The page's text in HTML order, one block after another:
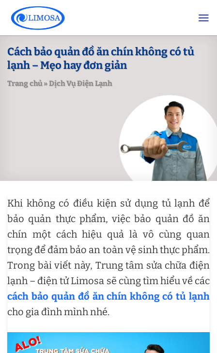
content
Cách bảo quản đồ ăn chín không có tủ
lạnh – Mẹo hay đơn giản
Trang chủ»Dịch Vụ Điện Lạnh
Khi không có điều kiện sử dụng tủ lạnh để
bảo quản thực phẩm, việc bảo quản đồ ăn
chín một cách hiệu quả là vô cùng quan
trọng để đảm bảo an toàn vệ sinh thực phẩm.
Trong bài viết này, Trung tâm sửa chữa điện
lạnh – điện tử Limosa sẽ cùng tìm hiểu về các
cách bảo quản đồ ăn chín không có tủ lạnh
cho gia đình mình nhé.